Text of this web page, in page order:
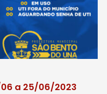
06 a 25/06/2023